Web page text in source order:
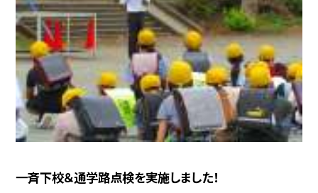
一斉下校＆通学路点検を実施しました！